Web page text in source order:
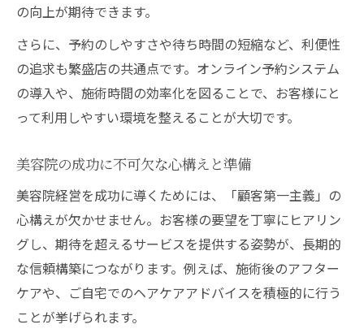
美容院経営者の失敗体験と改善アドバイス
の向上が期待できます。
さらに、予約のしやすさや待ち時間の短縮など、利便性
の追求も繁盛店の共通点です。オンライン予約システム
の導入や、施術時間の効率化を図ることで、お客様にと
って利用しやすい環境を整えることが大切です。
美容院の成功に不可欠な心構えと準備
美容院経営を成功に導くためには、「顧客第一主義」の
心構えが欠かせません。お客様の要望を丁寧にヒアリン
グし、期待を超えるサービスを提供する姿勢が、長期的
な信頼構築につながります。例えば、施術後のアフター
ケアや、ご自宅でのヘアケアアドバイスを積極的に行う
ことが挙げられます。